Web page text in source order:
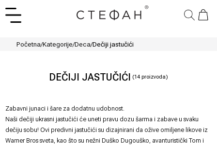
Početna/Kategorije/Deca/Dečiji jastučići
DEČIJI JASTUČIĆI (14 proizvoda)
Zabavni junaci i šare za dodatnu udobnost.
Naši dečiji ukrasni jastučići će uneti pravu dozu šarma i zabave u svaku
dečiju sobu! Ovi predivni jastučići su dizajnirani da ožive omiljene likove iz
Warner Bros sveta, kao što su nežni Duško Dugouško, avanturistički Tom i